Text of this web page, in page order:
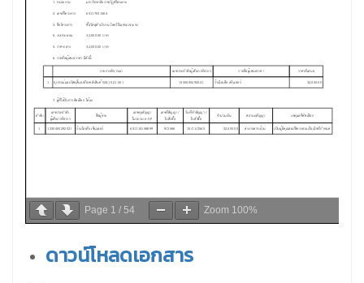
Page 1 / 54 Zoom 100%
ดาวน์โหลดเอกสาร